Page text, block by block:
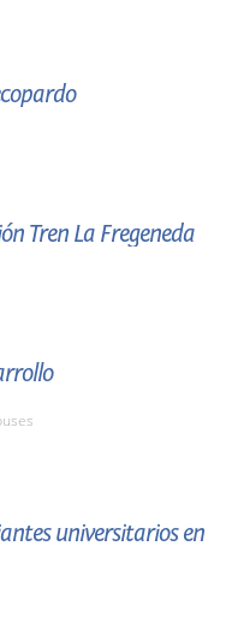
Tren La Fregeneda
universitarios en